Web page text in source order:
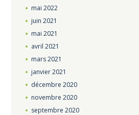
mai 2022
juin 2021
mai 2021
avril 2021
mars2021
janvier2021
décembre 2020
novembre 2020
septembre 2020